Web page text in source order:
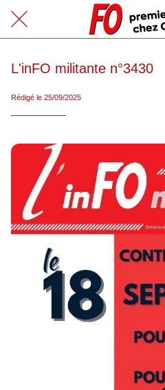
L'inFO militante n°3430
Rédigé le 25/09/2025